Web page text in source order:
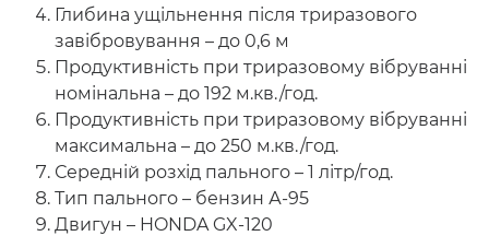
Глибина ущільнення після триразового
завібровування – до 0,6 м
Продуктивність при триразовому вібруванні
номінальна – до 192 м.кв./год.
Продуктивність при триразовому вібруванні
максимальна – до 250 м.кв./год.
Середній розхід пального – 1 літр/год.
Тип пального – бензин А-95
Двигун – HONDA GX-120